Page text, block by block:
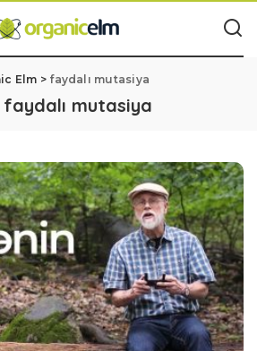
Elm > faydalı mutasiya
faydalı mutasiya